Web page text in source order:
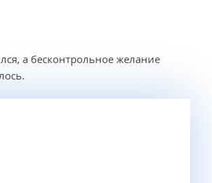
а бесконтрольное желание